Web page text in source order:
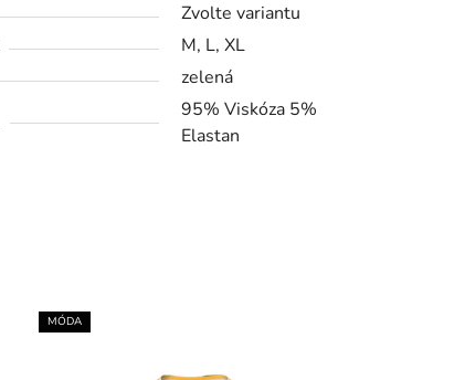
Zvolte variantu
M, L, XL
zelená
95% Viskóza 5%
Elastan
MÓDA